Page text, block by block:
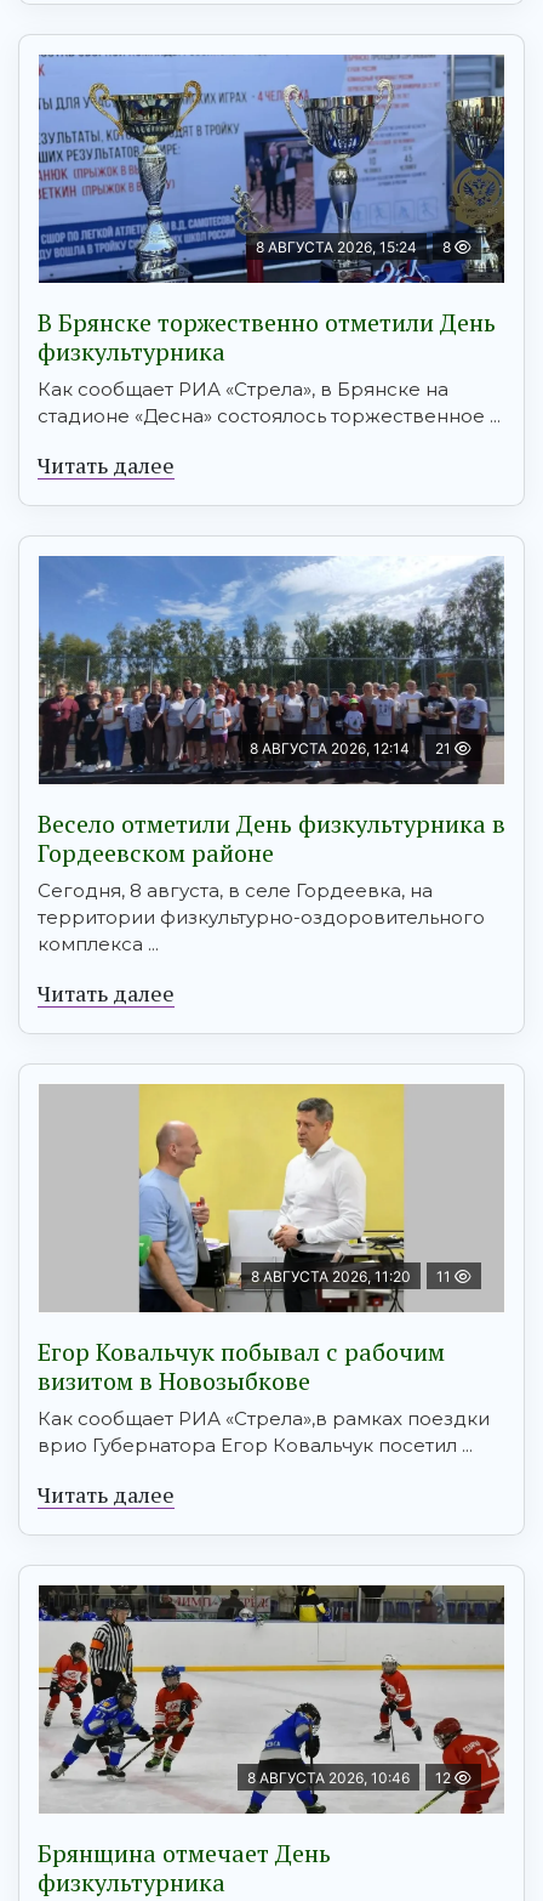
8 АВГУСТА 2026, 15:24 8
В Брянске торжественно отметили День
физкультурника
Как сообщает РИА «Стрела», в Брянске на
стадионе «Десна» состоялось торжественное ...
Читать далее
8 АВГУСТА 2026, 12:14 21
Весело отметили День физкультурника в
Гордеевском районе
Сегодня, 8 августа, в селе Гордеевка, на
территории физкультурно-оздоровительного
комплекса ...
Читать далее
8 АВГУСТА 2026, 11:20 11
Егор Ковальчук побывал с рабочим
визитом в Новозыбкове
Как сообщает РИА «Стрела»,в рамках поездки
врио Губернатора Егор Ковальчук посетил ...
Читать далее
8 АВГУСТА 2026, 10:46 12
Брянщина отмечает День
физкультурника